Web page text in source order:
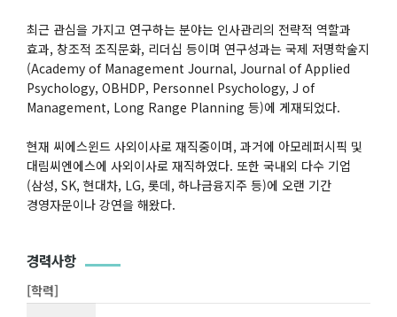
최근 관심을 가지고 연구하는 분야는 인사관리의 전략적 역할과
효과, 창조적 조직문화, 리더십 등이며 연구성과는 국제 저명학술지
(Academy of Management Journal, Journal of Applied
Psychology, OBHDP, Personnel Psychology, J of
Management, Long Range Planning 등)에 게재되었다.
현재 씨에스윈드 사외이사로 재직중이며, 과거에 아모레퍼시픽 및
대림씨엔에스에 사외이사로 재직하였다. 또한 국내외 다수 기업
(삼성, SK, 현대차, LG, 롯데, 하나금융지주 등)에 오랜 기간
경영자문이나 강연을 해왔다.
경력사항
[학력]